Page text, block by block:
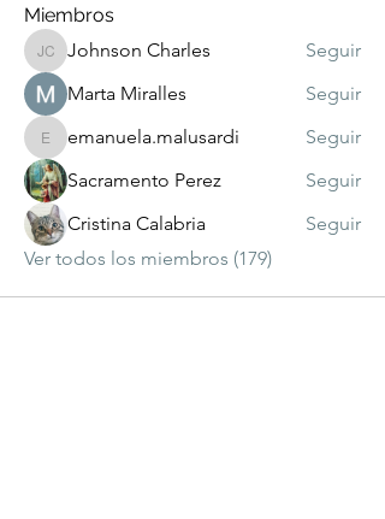
Miembros
Johnson Charles
Johnson Charles
Seguir
Marta Miralles
Seguir
emanuela.malusardi
emanuela.malusardi
Seguir
Sacramento Perez
Seguir
Cristina Calabria
Seguir
Ver todos los miembros (179)